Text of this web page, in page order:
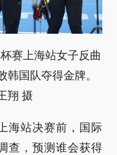
赛上海站女子反曲
韩国队夺得金牌。
翔 摄
海站决赛前，国际
查，预测谁会获得